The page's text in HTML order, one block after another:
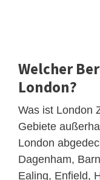
Welcher
London?
Was ist London
Gebiete
London
Dagenham,
Ealing, Enfield,